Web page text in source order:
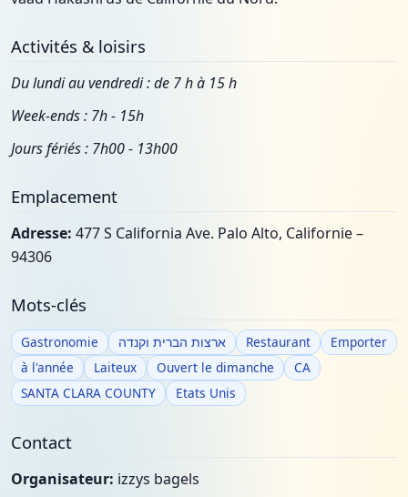
Activités & loisirs
Du lundi au vendredi : de 7 h à 15 h
Week-ends : 7h - 15h
Jours fériés : 7h00 - 13h00
Emplacement
Adresse: 477 S California Ave. Palo Alto, Californie –
94306
Mots-clés
Gastronomie ארצות הברית וקנדה Restaurant
Emporter
à l'année
Laiteux Ouvert le dimanche
CA
SANTA CLARA COUNTY
Etats Unis
Contact
Organisateur: izzys bagels